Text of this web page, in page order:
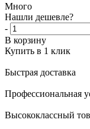
Много
Нашли дешевле?
-
В корзину
Купить в 1 клик
Быстрая доставка
Профессиональная
Высококлассный